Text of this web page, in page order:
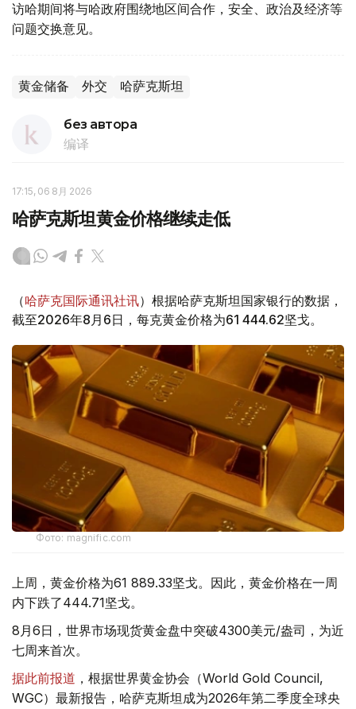
访哈期间将与哈政府围绕地区间合作，安全、政治及经济等
问题交换意见。
黄金储备 外交 哈萨克斯坦
без автора
编译
17:15, 06 8月 2026
哈萨克斯坦黄金价格继续走低
（哈萨克国际通讯社讯）根据哈萨克斯坦国家银行的数据，
截至2026年8月6日，每克黄金价格为61 444.62坚戈。
Фото: magnific.com
上周，黄金价格为61 889.33坚戈。因此，黄金价格在一周
内下跌了444.71坚戈。
8月6日，世界市场现货黄金盘中突破4300美元/盎司，为近
七周来首次。
据此前报道 ，根据世界黄金协会（World Gold Council,
WGC）最新报告，哈萨克斯坦成为2026年第二季度全球央